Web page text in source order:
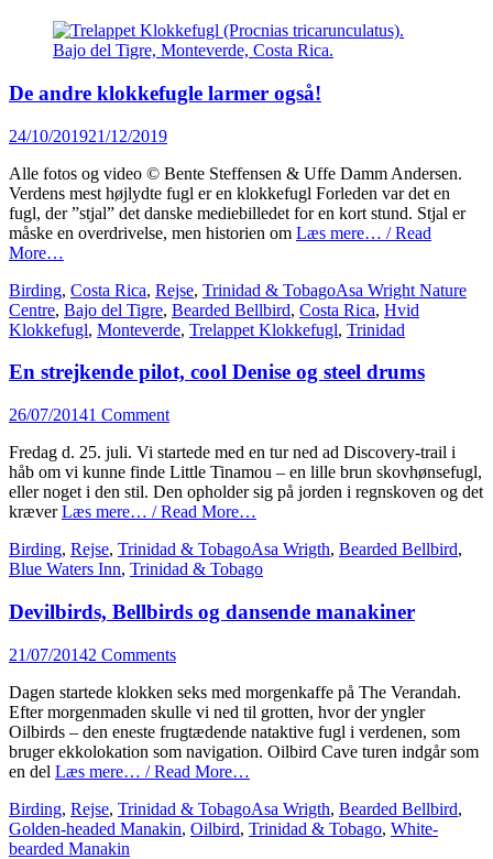
De andre klokkefugle larmer også!
Posted
24/10/201921/12/2019
Alle fotos og video © Bente Steffensen & Uffe Damm Andersen.
Verdens mest højlydte fugl er en klokkefugl Forleden var det en
fugl, der ”stjal” det danske mediebilledet for en kort stund. Stjal er
måske en overdrivelse, men historien om Læs mere… / Read
More…
Categories
Birding, Costa Rica, Rejse, Trinidad & TobagoTags
Asa Wright Nature
Centre, Bajo del Tigre, Bearded Bellbird, Costa Rica, Hvid
Klokkefugl, Monteverde, Trelappet Klokkefugl, Trinidad
En strejkende pilot, cool Denise og steel drums
Posted
26/07/20141 Comment
Fredag d. 25. juli. Vi startede med en tur ned ad Discovery-trail i
håb om vi kunne finde Little Tinamou – en lille brun skovhønsefugl,
eller noget i den stil. Den opholder sig på jorden i regnskoven og det
kræverLæs mere… / Read More…
Categories
Birding, Rejse, Trinidad & TobagoTags
Asa Wrigth, Bearded Bellbird,
Blue Waters Inn, Trinidad & Tobago
Devilbirds, Bellbirds og dansende manakiner
Posted
21/07/20142 Comments
Dagen startede klokken seks med morgenkaffe på The Verandah.
Efter morgenmaden skulle vi ned til grotten, hvor der yngler
Oilbirds – den eneste frugtædende nataktive fugl i verdenen, som
bruger ekkolokation som navigation. Oilbird Cave turen indgår som
en del Læs mere… / Read More…
Categories
Birding, Rejse, Trinidad & TobagoTags
Asa Wrigth, Bearded Bellbird,
Golden-headed Manakin, Oilbird, Trinidad & Tobago, White-
bearded Manakin